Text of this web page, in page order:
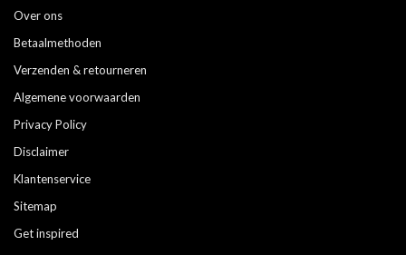
Over ons
Betaalmethoden
Verzenden & retourneren
Algemene voorwaarden
Privacy Policy
Disclaimer
Klantenservice
Sitemap
Get inspired